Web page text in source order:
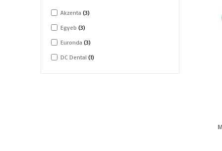
Akzenta 3
Egyeb 3
Euronda 3
DC Dental 1